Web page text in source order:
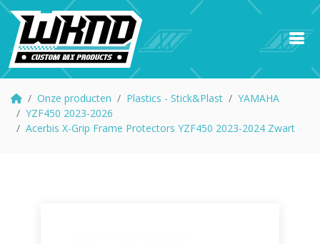
Onze producten Plastics - Stick&Plast
YAMAHA
YZF450 2023-2026
Acerbis X-Grip Frame Protectors YZF450 2023-2024 Zwart